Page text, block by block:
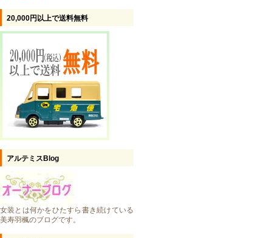
20,000円以上で送料無料
アルテミスBlog
女装とは何かをひたすら書き続けている
美寿羽楓のブログです。